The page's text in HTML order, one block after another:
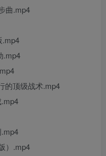
曲.mp4
.mp4
.mp4
的顶级战术.mp4
）.mp4